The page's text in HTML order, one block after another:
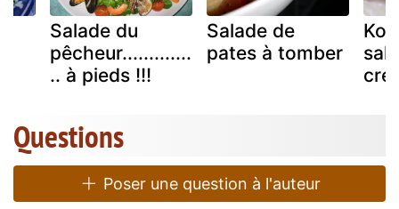
Salade du
pêcheur.............
.. à pieds !!!
Salade de
pates à tomber
Questions
Poser une question à l'auteur